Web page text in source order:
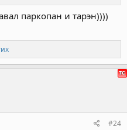
паркопан и тарэн))))
#24